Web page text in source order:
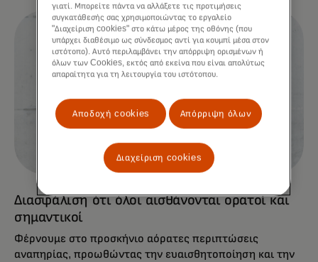
Διασφάλιση ότι όλοι αισθάνονται ορατοί και
σημαντικοί
Φέρνουμε στο προσκήνιο αόρατες περιπτώσεις
αναπηρίας, προωθώντας την ευαισθητοποίηση και την
γιατί. Μπορείτε πάντα να αλλάξετε τις προτιμήσεις
συγκατάθεσής σας χρησιμοποιώντας το εργαλείο
"Διαχείριση cookies" στο κάτω μέρος της οθόνης (που
υπάρχει διαθέσιμο ως σύνδεσμος αντί για κουμπί μέσα στον
ιστότοπο). Αυτό περιλαμβάνει την απόρριψη ορισμένων ή
όλων των Cookies, εκτός από εκείνα που είναι απολύτως
απαραίτητα για τη λειτουργία του ιστότοπου.
Αποδοχή cookies Απόρριψη όλων
Διαχείριση cookies